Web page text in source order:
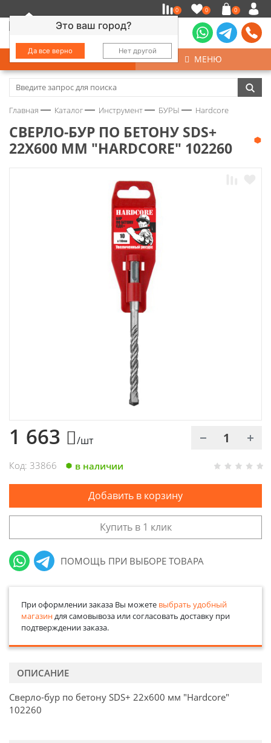
Это ваш город?
Да все верно Нет другой
0 0 0
КАТАЛОГ МЕНЮ
Замочно-скобяные изделия
Колеса
Главная Каталог Инструмент БУРЫ Hardcore
CВЕРЛО-БУР ПО БЕТОНУ SDS+
22Х600 ММ "HARDCORE" 102260
1 663 /шт
Код: 33866 в наличии
Добавить в корзину
Купить в 1 клик
ПОМОЩЬ ПРИ ВЫБОРЕ ТОВАРА
При оформлении заказа Вы можете выбрать удобный
магазиндля самовывоза или согласовать доставку при
подтверждении заказа.
ОПИСАНИЕ
Cверло-бур по бетону SDS+ 22х600 мм "Hardcore"
102260